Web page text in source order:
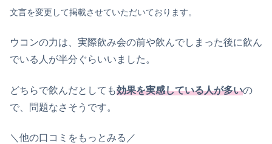
文言を変更して掲載させていただいております。
ウコンの力は、実際飲み会の前や飲んでしまった後に飲ん
でいる人が半分ぐらいいました。
どちらで飲んだとしても効果を実感している人が多いの
で、問題なさそうです。
＼他の口コミをもっとみる／